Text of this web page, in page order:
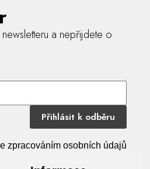
a nepřijdete o
Přihlásit k odběru
zpracováním osobních údajů